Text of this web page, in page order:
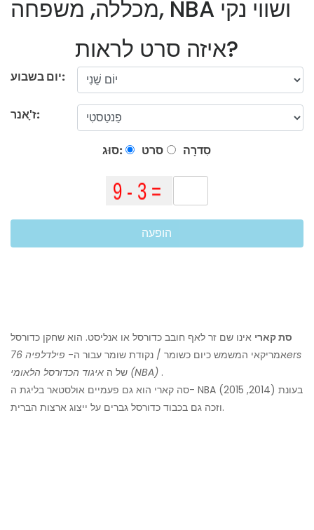
מכללה, משפחה, NBA ושווי נקי
איזה סרט לראות?
יום בשבוע:
ז'ָאנר:
סוּג: סרט סִדרָה
הופעה
סת קארי אינו שם זר לאף חובב כדורסל או אנליסט. הוא שחקן כדורסל
אמריקאי המשמש כיום כשומר / נקודת שומר עבור ה-פילדלפיה 76ers
של ה איגוד הכדורסל הלאומי (NBA) .
סה קארי הוא גם פעמיים אולסטאר בליגת ה- NBA בעונת (2014, 2015)
וזכה גם בכבוד כדורסל גברים על ייצוג ארצות הברית.